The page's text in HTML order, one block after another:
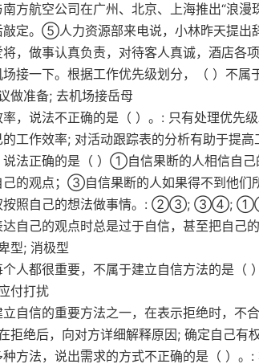
方航空公司在广州、北京、上海推出“浪
敲定。⑤人力资源部来电说，小林昨天提出
，做事认真负责，对待客人真诚，酒店
接一下。根据工作优先级划分，（ ）不
做准备; 去机场接岳母
，说法不正确的是（ ）。: 只有处理优先
工作效率; 对活动跟踪表的分析有助于提
说法正确的是（ ）①自信果断的人相信自
己的观点；③自信果断的人如果得不到他
权按照自己的想法做事情。: ②③;
自己的观点时总是过于自信，甚至把自己
型; 消极型
人都很重要，不属于建立自信方法的是（
付打扰
自信的重要方法之一，在表示拒绝时，不
拒绝后，向对方详细解释原因; 确定自己有
方法，说出需求的方式不正确的是（ ）